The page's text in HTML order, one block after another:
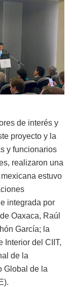
de interés y
proyecto y la
y funcionarios
realizaron una
estuvo
integrada por
Oaxaca, Raúl
García; la
Interior del CIIT,
de la
Global de la